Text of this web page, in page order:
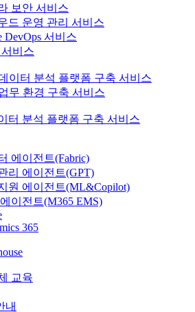
보안 서비스
드 운영 관리 서비스
DevOps 서비스
비스
이터 분석 플랫폼 구축 서비스
무 환경 구축 서비스
터 분석 플랫폼 구축 서비스
에이전트(Fabric)
리 에이전트(GPT)
원 에이전트(ML&Copilot)
이전트(M365 EMS)
365
교육
내